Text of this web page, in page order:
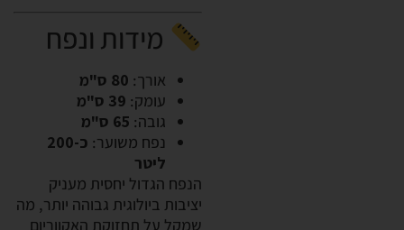
מידות ונפח
אורך: 80 ס"מ
עומק: 39 ס"מ
גובה: 65 ס"מ
נפח משוער:
כ-200
ליטר
הנפח הגדול יחסית מעניק
יציבות ביולוגית גבוהה יותר, מה
שמקל על תחזוקת האקווריום